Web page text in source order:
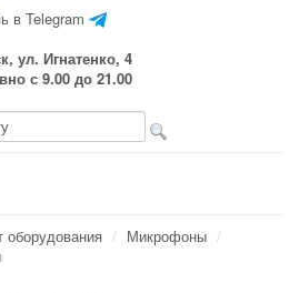
в Telegram
ул. Игнатенко, 4
с 9.00 до 21.00
оборудования / Микрофоны /